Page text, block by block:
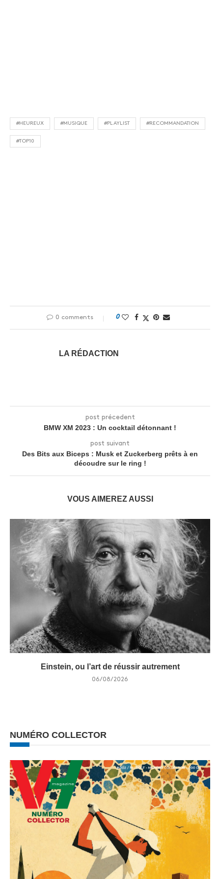
#HEUREUX #MUSIQUE #PLAYLIST #RECOMMANDATION
#TOP10
0 comments 0
LA RÉDACTION
post précedent
BMW XM 2023 : Un cocktail détonnant !
post suivant
Des Bits aux Biceps : Musk et Zuckerberg prêts à en
découdre sur le ring !
VOUS AIMEREZ AUSSI
Einstein, ou l’art de réussir autrement
06/08/2026
NUMÉRO COLLECTOR